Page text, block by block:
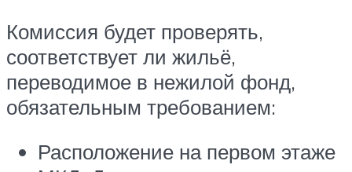
Комиссия будет проверять,
соответствует ли жильё,
переводимое в нежилой фонд,
обязательным требованием:
Расположение на первом этаже